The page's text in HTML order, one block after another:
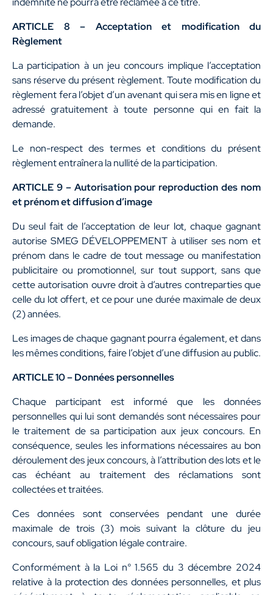
ARTICLE 8 – Acceptation et modification du
Règlement
La participation à un jeu concours implique l’acceptation
sans réserve du présent règlement. Toute modification du
règlement fera l’objet d’un avenant qui sera mis en ligne et
adressé gratuitement à toute personne qui en fait la
demande.
Le non-respect des termes et conditions du présent
règlement entraînera la nullité de la participation.
ARTICLE 9 – Autorisation pour reproduction des nom
et prénom et diffusion d’image
Du seul fait de l’acceptation de leur lot, chaque gagnant
autorise SMEG DÉVELOPPEMENT à utiliser ses nom et
prénom dans le cadre de tout message ou manifestation
publicitaire ou promotionnel, sur tout support, sans que
cette autorisation ouvre droit à d’autres contreparties que
celle du lot offert, et ce pour une durée maximale de deux
(2) années.
Les images de chaque gagnant pourra également, et dans
les mêmes conditions, faire l’objet d’une diffusion au public.
ARTICLE 10 – Données personnelles
Chaque participant est informé que les données
personnelles qui lui sont demandés sont nécessaires pour
le traitement de sa participation aux jeux concours. En
conséquence, seules les informations nécessaires au bon
déroulement des jeux concours, à l’attribution des lots et le
cas échéant au traitement des réclamations sont
collectées et traitées.
Ces données sont conservées pendant une durée
maximale de trois (3) mois suivant la clôture du jeu
concours, sauf obligation légale contraire.
Conformément à la Loi n° 1.565 du 3 décembre 2024
relative à la protection des données personnelles, et plus